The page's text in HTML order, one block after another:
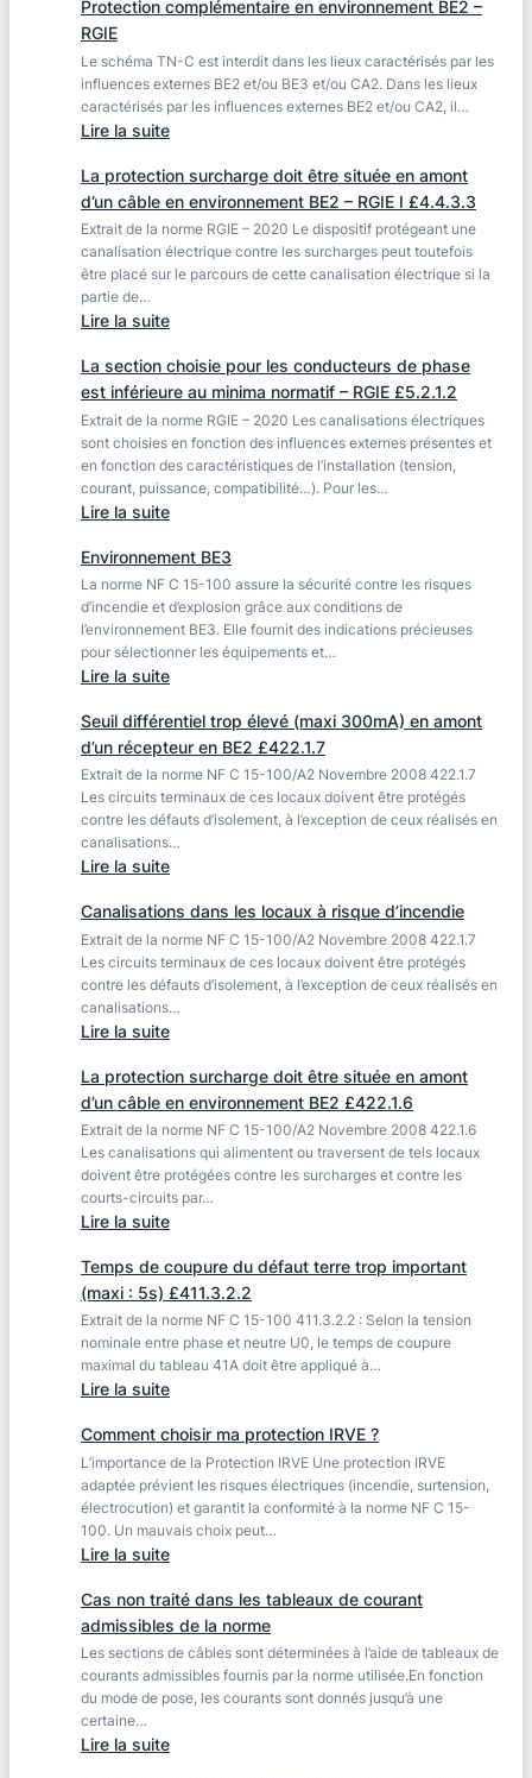
liaison
est
nécessaire
en
environnement
BB2
–
RGIE
Protection complémentaire en environnement BE2 –
RGIE
Le schéma TN-C est interdit dans les lieux caractérisés par les
influences externes BE2 et/ou BE3 et/ou CA2. Dans les lieux
caractérisés par les influences externes BE2 et/ou CA2, il…
Lire la suite:
complémentaire
en
environnement
BE2
–
La protection surcharge doit être située en amont
d’un câble en environnement BE2 – RGIE I £4.4.3.3
Extrait de la norme RGIE – 2020 Le dispositif protégeant une
canalisation électrique contre les surcharges peut toutefois
être placé sur le parcours de cette canalisation électrique si la
partie de…
Lire la suite:
protection
surcharge
doit
être
située
d’un
câble
en
environnement
BE2
–
RGIE
La section choisie pour les conducteurs de phase
est inférieure au minima normatif – RGIE £5.2.1.2
Extrait de la norme RGIE – 2020 Les canalisations électriques
sont choisies en fonction des influences externes présentes et
en fonction des caractéristiques de l’installation (tension,
courant, puissance, compatibilité…). Pour les…
Lire la suite:
section
choisie
pour
les
conducteurs
phase
est
inférieure
au
minima
normatif
–
RGIE
Environnement BE3
La norme NF C 15-100 assure la sécurité contre les risques
d’incendie et d’explosion grâce aux conditions de
l’environnement BE3. Elle fournit des indications précieuses
pour sélectionner les équipements et…
Lire la suite:
BE3
Seuil différentiel trop élevé (maxi 300mA) en amont
d’un récepteur en BE2 £422.1.7
Extrait de la norme NF C 15-100/A2 Novembre 2008 422.1.7
Les circuits terminaux de ces locaux doivent être protégés
contre les défauts d’isolement, à l’exception de ceux réalisés en
canalisations…
Lire la suite:
différentiel
trop
élevé
(maxi
amont
d’un
récepteur
en
BE2
£422.1.7
Canalisations dans les locaux à risque d’incendie
Extrait de la norme NF C 15-100/A2 Novembre 2008 422.1.7
Les circuits terminaux de ces locaux doivent être protégés
contre les défauts d’isolement, à l’exception de ceux réalisés en
canalisations…
Lire la suite:
dans
les
locaux
à
risque
d’incendie
La protection surcharge doit être située en amont
d’un câble en environnement BE2 £422.1.6
Extrait de la norme NF C 15-100/A2 Novembre 2008 422.1.6
Les canalisations qui alimentent ou traversent de tels locaux
doivent être protégées contre les surcharges et contre les
courts-circuits par…
Lire la suite:
protection
surcharge
doit
être
située
en
amont
d’un
câble
en
environnement
BE2
Temps de coupure du défaut terre trop important
(maxi : 5s) £411.3.2.2
Extrait de la norme NF C 15-100 411.3.2.2 : Selon la tension
nominale entre phase et neutre U0, le temps de coupure
maximal du tableau 41A doit être appliqué à…
Lire la suite:
de
coupure
du
défaut
important
(maxi
:
5s)
£411.3.2.2
Comment choisir ma protection IRVE ?
L’importance de la Protection IRVE Une protection IRVE
adaptée prévient les risques électriques (incendie, surtension,
électrocution) et garantit la conformité à la norme NF C 15-
100. Un mauvais choix peut…
Lire la suite:
choisir
ma
protection
IRVE
?
Cas non traité dans les tableaux de courant
admissibles de la norme
Les sections de câbles sont déterminées à l’aide de tableaux de
courants admissibles fournis par la norme utilisée.En fonction
du mode de pose, les courants sont donnés jusqu’à une
certaine…
Lire la suite: